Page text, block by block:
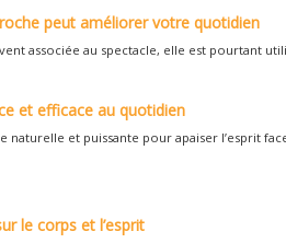
peut améliorer votre quotidien
associée au spectacle, elle est pourtant
et efficace au quotidien
naturelle et puissante pour apaiser l’esprit
le corps et l’esprit